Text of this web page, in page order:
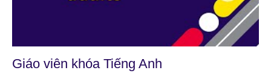
Giáo viên khóa Tiếng Anh